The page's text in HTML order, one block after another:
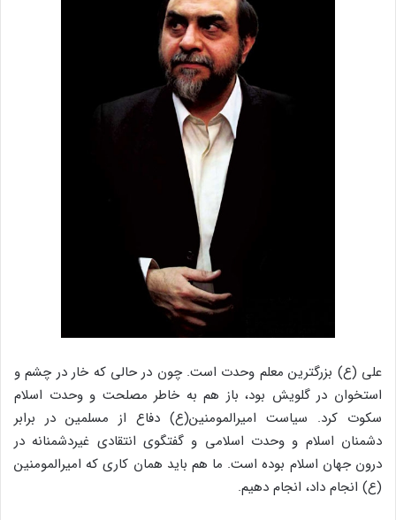
علی (ع) بزرگترین معلم وحدت است. چون در حالی که خار در چشم و
استخوان در گلویش بود، باز هم به خاطر مصلحت و وحدت اسلام
سکوت کرد. سیاست امیرالمومنین(ع) دفاع از مسلمین در برابر
دشمنان اسلام و وحدت اسلامی و گفتگوی انتقادی غیردشمنانه در
درون جهان اسلام بوده است. ما هم باید همان کاری که امیرالمومنین
(ع) انجام داد، انجام دهیم.